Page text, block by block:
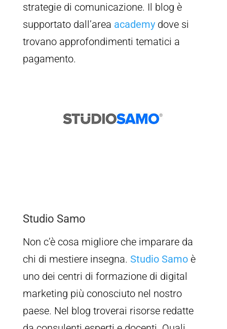
strategie di comunicazione. Il blog è
supportato dall’area academydove si
trovano approfondimenti tematici a
pagamento.
Studio Samo
Non c’è cosa migliore che imparare da
chi di mestiere insegna. Studio Samo è
uno dei centri di formazione di digital
marketing più conosciuto nel nostro
paese. Nel blog troverai risorse redatte